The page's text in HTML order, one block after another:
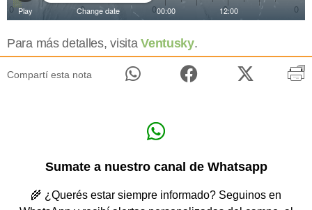
Para más detalles, visitaVentusky.
Compartí esta nota
Sumate a nuestro canal de Whatsapp
🌾 ¿Querés estar siempre informado? Seguinos en